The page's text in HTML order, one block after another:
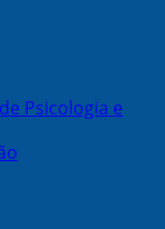
Psicologia e